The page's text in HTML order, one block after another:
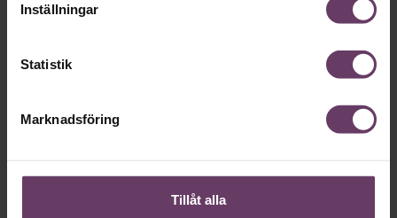
Inställningar
Statistik
Marknadsföring
Tillåt alla